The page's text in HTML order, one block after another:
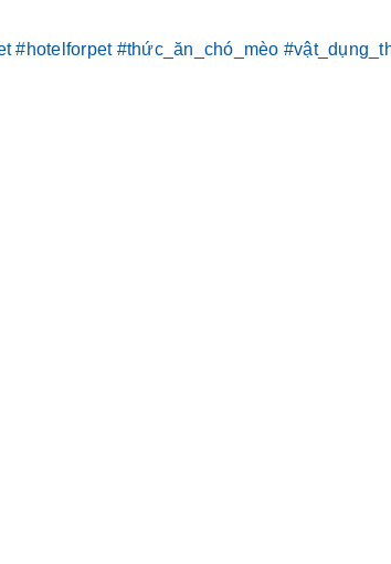
#hotelforpet #thức_ăn_chó_mèo